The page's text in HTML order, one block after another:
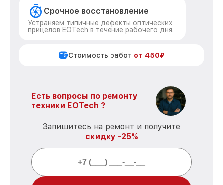
Срочное восстановление
Устраняем типичные дефекты оптических
прицелов EOTech в течение рабочего дня.
Стоимость работ от 450₽
Есть вопросы по ремонту
техники EOTech ?
Запишитесь на ремонт и получите
скидку -25%